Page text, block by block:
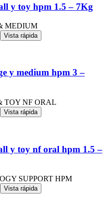
y toy hpm 1.5 – 7Kg
Vista rápida
y medium hpm 3 –
Vista rápida
y toy nf oral hpm 1.5 –
Vista rápida